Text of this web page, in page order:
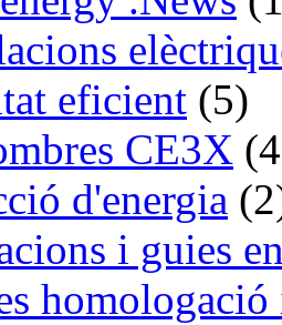
eficient (5)
CE3X
d'energia
i guies